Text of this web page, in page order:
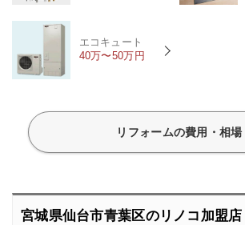
エコキュート
40万〜50万円
リフォームの費用・相場
宮城県仙台市青葉区のリノコ加盟店